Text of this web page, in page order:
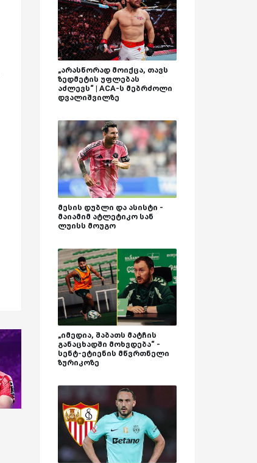
„არასწორად მოიქცა, თავს
ზედმეტის უფლებას
აძლევს“ | ACA-ს მებრძოლი
დვალიშვილზე
მესის დუბლი და ასისტი -
მაიამიმ ატლეტიკო სან
ლუისს მოუგო
„იმედია, შაბათს მატჩის
განაცხადში მოხვდება“ -
სენტ-ეტიენის მწვრთნელი
ზურიკოზე